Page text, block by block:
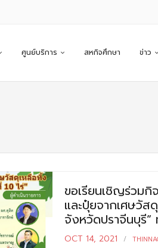
ศูนย์บริการ สหกิจศึกษา ข่าว
ขอเรียนเชิญร่วมกิ
และปุ๋ยจากเศษวัส
จังหวัดปราจีนบุรี”
OCT 14, 2021